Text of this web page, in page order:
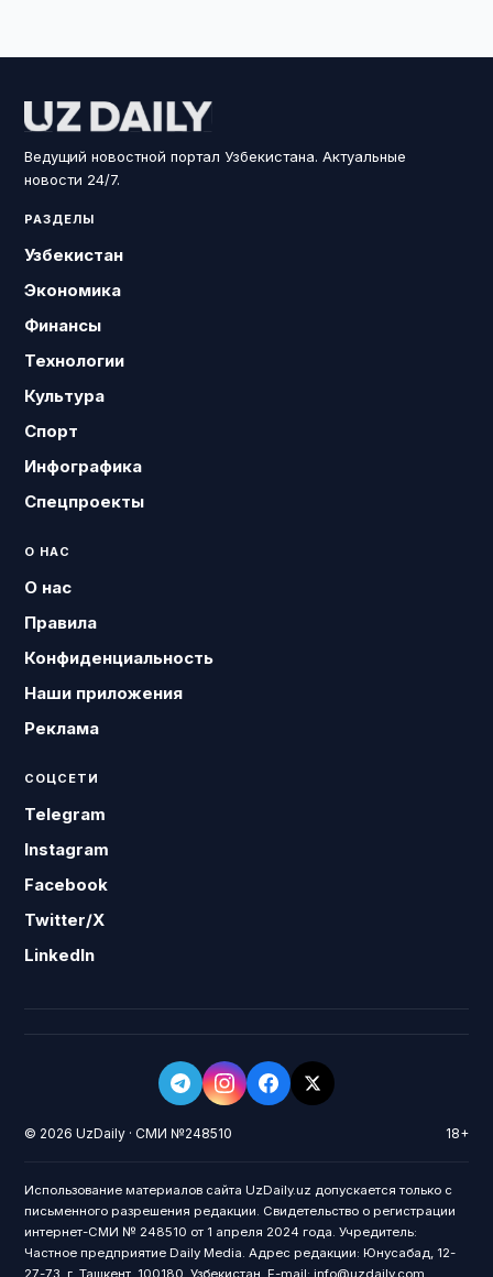
Ведущий новостной портал Узбекистана. Актуальные
новости 24/7.
РАЗДЕЛЫ
Узбекистан
Экономика
Финансы
Технологии
Культура
Спорт
Инфографика
Спецпроекты
О НАС
О нас
Правила
Конфиденциальность
Наши приложения
Реклама
СОЦСЕТИ
Telegram
Instagram
Facebook
Twitter/X
LinkedIn
© 2026 UzDaily · СМИ №248510 18+
Использование материалов сайта UzDaily.uz допускается только с
письменного разрешения редакции. Свидетельство о регистрации
интернет-СМИ № 248510 от 1 апреля 2024 года. Учредитель:
Частное предприятие Daily Media. Адрес редакции: Юнусабад, 12-
27-73, г. Ташкент, 100180, Узбекистан. E-mail: info@uzdaily.com.